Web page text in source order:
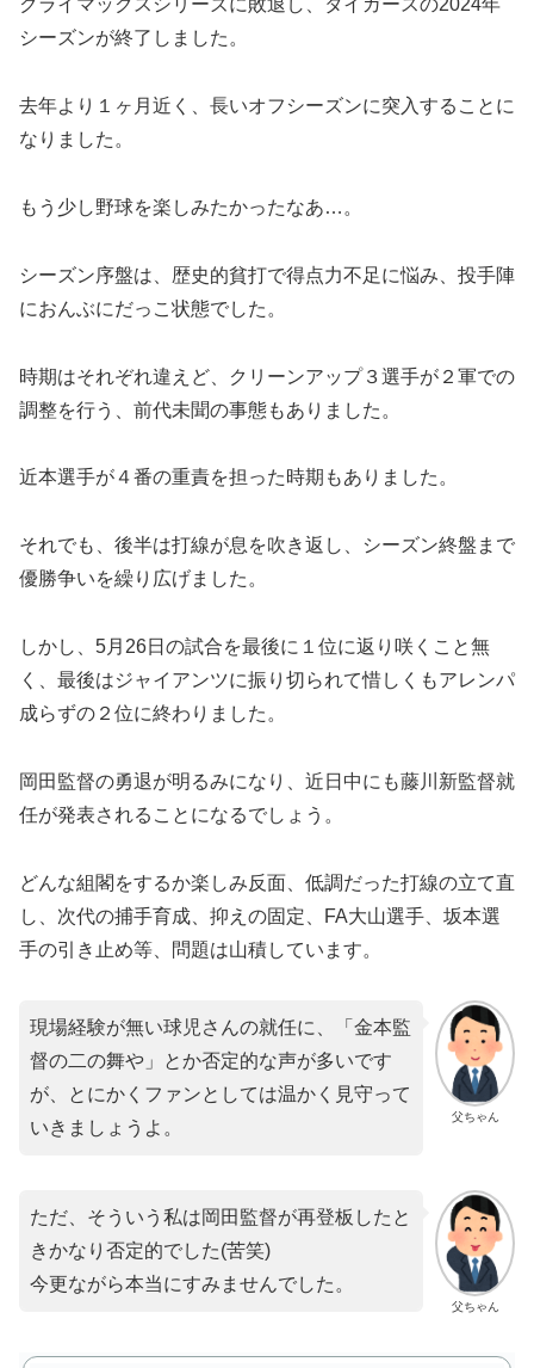
クライマックスシリーズに敗退し、タイガースの2024年
シーズンが終了しました。
去年より１ヶ月近く、長いオフシーズンに突入することに
なりました。
もう少し野球を楽しみたかったなあ…。
シーズン序盤は、歴史的貧打で得点力不足に悩み、投手陣
におんぶにだっこ状態でした。
時期はそれぞれ違えど、クリーンアップ３選手が２軍での
調整を行う、前代未聞の事態もありました。
近本選手が４番の重責を担った時期もありました。
それでも、後半は打線が息を吹き返し、シーズン終盤まで
優勝争いを繰り広げました。
しかし、5月26日の試合を最後に１位に返り咲くこと無
く、最後はジャイアンツに振り切られて惜しくもアレンパ
成らずの２位に終わりました。
岡田監督の勇退が明るみになり、近日中にも藤川新監督就
任が発表されることになるでしょう。
どんな組閣をするか楽しみ反面、低調だった打線の立て直
し、次代の捕手育成、抑えの固定、FA大山選手、坂本選
手の引き止め等、問題は山積しています。
父ちゃん
現場経験が無い球児さんの就任に、「金本監
督の二の舞や」とか否定的な声が多いです
が、とにかくファンとしては温かく見守って
いきましょうよ。
父ちゃん
ただ、そういう私は岡田監督が再登板したと
きかなり否定的でした(苦笑)
今更ながら本当にすみませんでした。